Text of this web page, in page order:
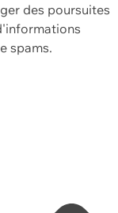
des poursuites
spams.